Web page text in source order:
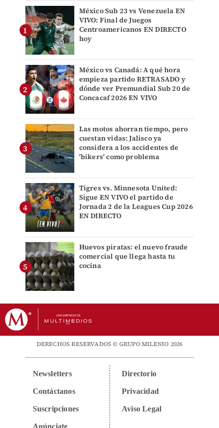
México Sub 23 vs Venezuela EN
VIVO: Final de Juegos
Centroamericanos EN DIRECTO
hoy
México vs Canadá: A qué hora
empieza partido RETRASADO y
dónde ver Premundial Sub 20 de
Concacaf 2026 EN VIVO
Las motos ahorran tiempo, pero
cuestan vidas: Jalisco ya
considera a los accidentes de
'bikers' como problema
Tigres vs. Minnesota United:
Sigue EN VIVO el partido de
Jornada 2 de la Leagues Cup 2026
EN DIRECTO
Huevos piratas: el nuevo fraude
comercial que llega hasta tu
cocina
DERECHOS RESERVADOS © GRUPO MILENIO 2026
Newsletters
Contáctanos
Suscripciones
Anúnciate
Directorio
Privacidad
Aviso Legal